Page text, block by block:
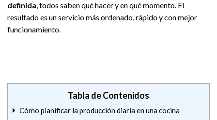
definida, todos saben qué hacer y en qué momento. El
resultado es un servicio más ordenado, rápido y con mejor
funcionamiento.
Tabla de Contenidos
Cómo planificar la producción diaria en una cocina